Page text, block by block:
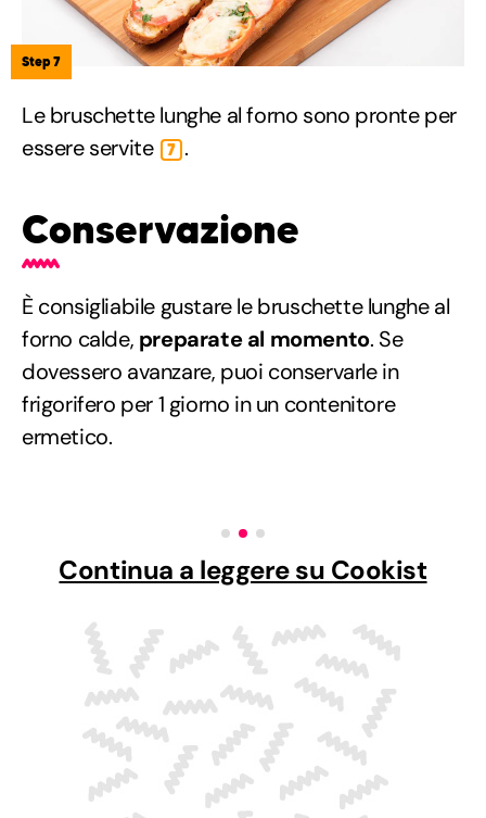
Step 7
Le bruschette lunghe al forno sono pronte per
essere servite
7 .
Conservazione
È consigliabile gustare le bruschette lunghe al
forno calde, preparate al momento. Se
dovessero avanzare, puoi conservarle in
frigorifero per 1 giorno in un contenitore
ermetico.
Continua a leggere su Cookist